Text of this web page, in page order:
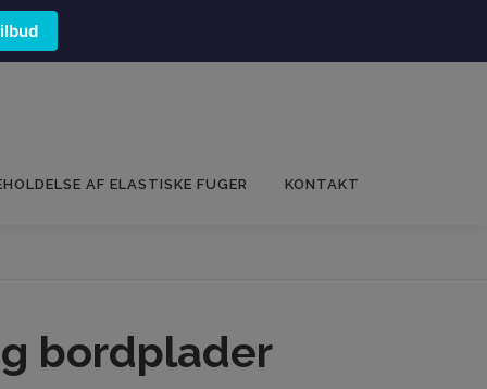
AF ELASTISKE FUGER KONTAKT
bordplader